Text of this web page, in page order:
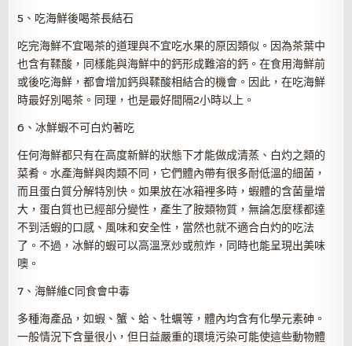
5、吃海鮮後喝茶長結石
吃完海鮮不宜喝茶的道理與不宜吃水果的原因類似。因為茶葉中
也含有鞣酸，同樣能與海鮮中的鈣形成難溶的鈣。在食用海鮮前
或後吃海鮮，都會增加鈣與鞣酸相結合的機會。因此，在吃海鮮
時最好別喝茶。同理，也是最好間隔2小時以上。
6、冰鮮蝦不可白灼著吃
任何海鮮都只有在高度新鮮的狀態下才能做成清蒸、白灼之類的
菜肴。水產海鮮與肉類不同，它們體內帶有很多耐低溫的細菌，
而且蛋白質分解特別快。如果放在冰箱裡多時，蝦體的含菌量增
大，蛋白質也已經部分變性，產生了胺類物質，無論怎麼樣都達
不到活蝦的口感、風味和安全性，當然也就不適合白灼的吃法
了。不過，冰鮮的蝦可以高溫烹炒或煎炸，同時也能呈現出美味
噢。
7、海鮮維C同食會中毒
多種海產品，如蝦、蟹、蛤、牡蠣等，體內均含有化學元素砷。
一般情況下含量很小，但日益嚴重的環境污染可能使這些動物體